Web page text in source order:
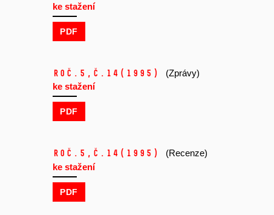
ke stažení
PDF
Roč.5, č.14 (1995)
(Zprávy)
ke stažení
PDF
Roč.5, č.14 (1995)
(Recenze)
ke stažení
PDF